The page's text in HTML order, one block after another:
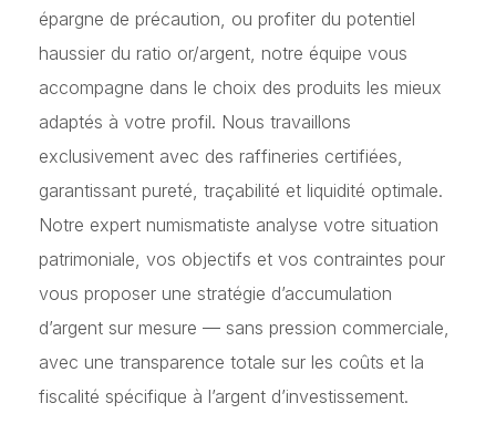
épargne de précaution, ou profiter du potentiel
haussier du ratio or/argent, notre équipe vous
accompagne dans le choix des produits les mieux
adaptés à votre profil. Nous travaillons
exclusivement avec des raffineries certifiées,
garantissant pureté, traçabilité et liquidité optimale.
Notre expert numismatiste analyse votre situation
patrimoniale, vos objectifs et vos contraintes pour
vous proposer une stratégie d’accumulation
d’argent sur mesure — sans pression commerciale,
avec une transparence totale sur les coûts et la
fiscalité spécifique à l’argent d’investissement.